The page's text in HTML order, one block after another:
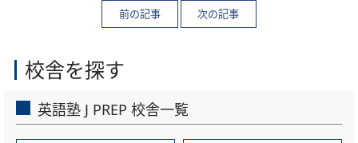
校舎を探す
英語塾 J PREP 校舎一覧